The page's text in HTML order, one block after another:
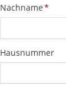
Pflichtfeld
Nachname*
Hausnummer